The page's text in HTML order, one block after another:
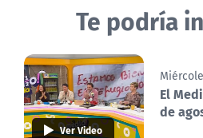
Te podría
Ver Video
El
de